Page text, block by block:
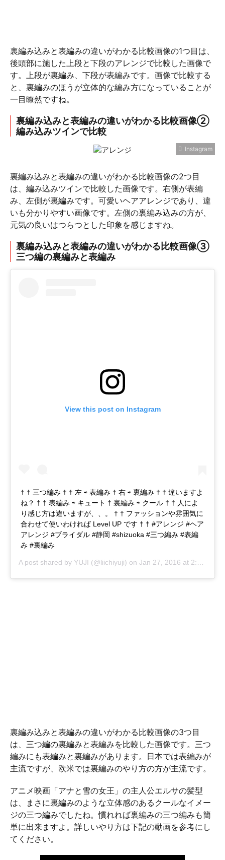
裏編み込みと表編みの違いがわかる比較画像の1つ目は、
後頭部に施した上段と下段のアレンジで比較した画像で
す。上段が裏編み、下段が表編みです。画像で比較する
と、裏編みのほうが立体的な編み方になっていることが
一目瞭然ですね。
裏編み込みと表編みの違いがわかる比較画像②
編み込みツインで比較
Instagram
裏編み込みと表編みの違いがわかる比較画像の2つ目
は、編み込みツインで比較した画像です。右側が表編
み、左側が裏編みです。可愛いヘアアレンジであり、違
いも分かりやすい画像です。左側の裏編み込みの方が、
元気の良いはつらつとした印象を感じますね。
裏編み込みと表編みの違いがわかる比較画像③
三つ編の裏編みと表編み
View this post on Instagram
† † 三つ編み † † 左 ⇨ 表編み † 右 ⇨ 裏編み † † 違いますよ
ね？ † † 表編み ⇨ キュート † 裏編み ⇨ クール † † 人によ
り感じ方は違いますが、、。 † † ファッションや雰囲気に
合わせて使いわければ Level UP です † † #アレンジ #ヘア
アレンジ #ブライダル #静岡 #shizuoka #三つ編み #表編
み #裏編み
A post shared by YUJI (@liichiyuji) on Jan 27, 2016 at 2:57am PST
裏編み込みと表編みの違いがわかる比較画像の3つ目
は、三つ編の裏編みと表編みを比較した画像です。三つ
編みにも表編みと裏編みがあります。日本では表編みが
主流ですが、欧米では裏編みのやり方の方が主流です。
アニメ映画「アナと雪の女王」の主人公エルサの髪型
は、まさに裏編みのような立体感のあるクールなイメー
ジの三つ編みでしたね。慣れれば裏編みの三つ編みも簡
単に出来ますよ。詳しいやり方は下記の動画を参考にし
てください。